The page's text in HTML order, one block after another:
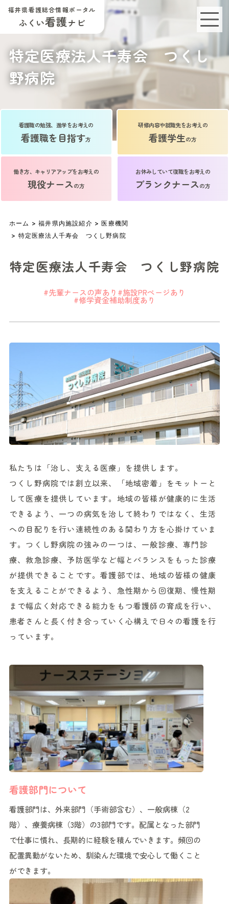
福井県看護総合情報ポータル
ふくい看護ナビ
特定医療法人千寿会 つくし
野病院
看護職の勉強、進学をお考えの
看護職を目指す方
研修内容や就職先をお考えの
看護学生の方
働き方、キャリアアップをお考えの
現役ナースの方
お休みしていて復職をお考えの
ブランクナースの方
ホーム >福井県内施設紹介 >医療機関
> 特定医療法人千寿会 つくし野病院
特定医療法人千寿会 つくし野病院
#先輩ナースの声あり #施設PRページあり
#修学資金補助制度あり
私たちは「治し、支える医療」を提供します。
つくし野病院では創立以来、「地域密着」をモットーと
して医療を提供しています。地域の皆様が健康的に生活
できるよう、一つの病気を治して終わりではなく、生活
への目配りを行い連続性のある関わり方を心掛けていま
す。つくし野病院の強みの一つは、一般診療、専門診
療、救急診療、予防医学など幅とバランスをもった診療
が提供できることです。看護部では、地域の皆様の健康
を支えることができるよう、急性期から回復期、慢性期
まで幅広く対応できる能力をもつ看護師の育成を行い、
患者さんと長く付き合っていく心構えで日々の看護を行
っています。
看護部門について
看護部門は、外来部門（手術部含む）、一般病棟（2
階）、療養病棟（3階）の3部門です。配属となった部門
で仕事に慣れ、長期的に経験を積んでいきます。頻回の
配置異動がないため、馴染んだ環境で安心して働くこと
ができます。